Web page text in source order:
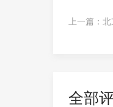
上一篇： 北
全部